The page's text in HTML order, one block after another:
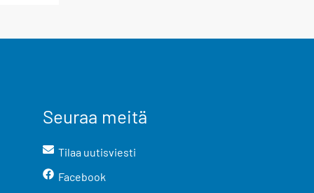
Seuraa meitä
Tilaa uutisviesti
Facebook